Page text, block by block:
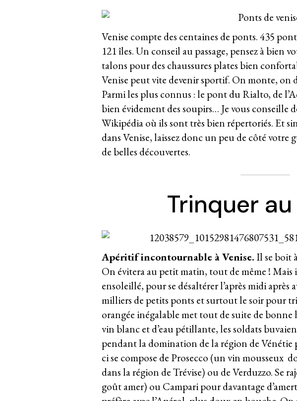
Venise compte des centaines de ponts. 435
121 îles. Un conseil au passage, pensez à bien
talons pour des chaussures plates bien
Venise peut vite devenir sportif. On monte, on
Parmi les plus connus : le pont du Rialto, de
bien évidement des soupirs… Je vous conseille
Wikipédia où ils sont très bien répertoriés. Et
dans Venise, laissez donc un peu de côté votre
de belles découvertes.
Trinquer
Apéritif incontournable à Venise.Il se boit
On évitera au petit matin, tout de même ! Mais
ensoleillé, pour se désaltérer l’après midi après
milliers de petits ponts et surtout le soir pour
orangée inégalable met tout de suite de bonne
vin blanc et d’eau pétillante, les soldats
pendant la domination de la région de Vénétie
ci se compose de Prosecco (un vin mousseux
dans la région de Trévise) ou de Verduzzo. Se
goût amer) ou Campari pour davantage